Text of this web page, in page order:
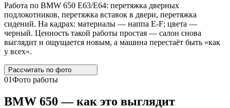
Работа по BMW 650 E63/E64: перетяжка дверных
подлокотников, перетяжка вставок в двери, перетяжка
сидений. На кадрах: материалы — наппа E-F; цвета —
черный. Ценность такой работы простая — салон снова
выглядит и ощущается новым, а машина перестаёт быть «как
у всех».
Рассчитать по фото
01Фото работы
BMW 650 — как это выглядит